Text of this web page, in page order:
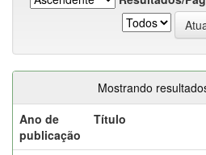
Mostrando
Ano de
publicação
Título